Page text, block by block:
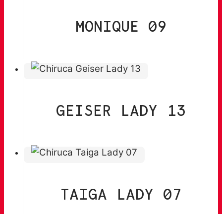
MONIQUE 09
GEISER LADY 13
TAIGA LADY 07